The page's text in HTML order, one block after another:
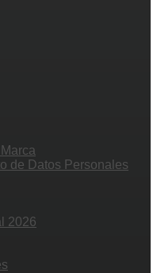
de Datos Personales
2026